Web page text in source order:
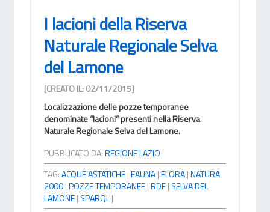
I lacioni della Riserva
Naturale Regionale Selva
del Lamone
[CREATO IL: 02/11/2015]
Localizzazione delle pozze temporanee
denominate “lacioni” presenti nella Riserva
Naturale Regionale Selva del Lamone.
PUBBLICATO DA:REGIONE LAZIO
TAG:ACQUE ASTATICHE|FAUNA|FLORA|NATURA
2000|POZZE TEMPORANEE|RDF| SELVA DEL
LAMONE| SPARQL|